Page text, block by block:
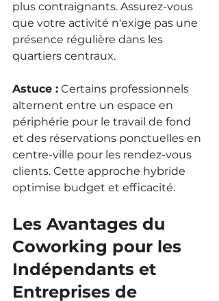
plus contraignants. Assurez-vous
que votre activité n'exige pas une
présence régulière dans les
quartiers centraux.
Astuce : Certains professionnels
alternent entre un espace en
périphérie pour le travail de fond
et des réservations ponctuelles en
centre-ville pour les rendez-vous
clients. Cette approche hybride
optimise budget et efficacité.
Les Avantages du
Coworking pour les
Indépendants et
Entreprises de